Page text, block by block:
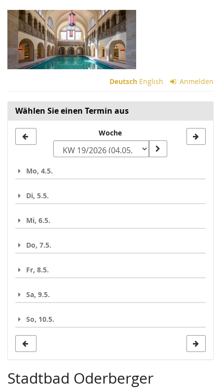
Zum
Haupt-
Inhalt
springen
Deutsch English Anmelden
Wählen Sie einen Termin aus
zur
auswählen
Woche
Mo, 4.5.
Di, 5.5.
Mi, 6.5.
Do, 7.5.
Fr, 8.5.
Sa, 9.5.
So, 10.5.
Stadtbad Oderberger